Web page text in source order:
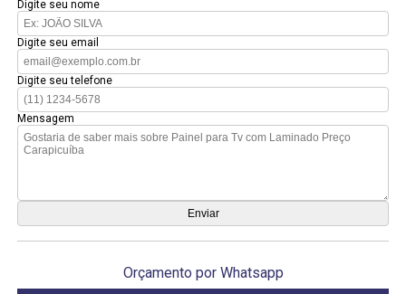
Digite seu nome
Digite seu email
Digite seu telefone
Mensagem
Orçamento por Whatsapp